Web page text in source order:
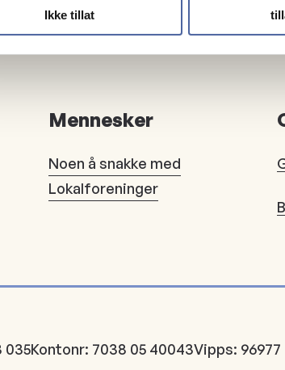
Ikke tillat
Mennesker
Noen å snakke med
Lokalforeninger
035Kontonr: 7038 05 40043Vipps: 96977